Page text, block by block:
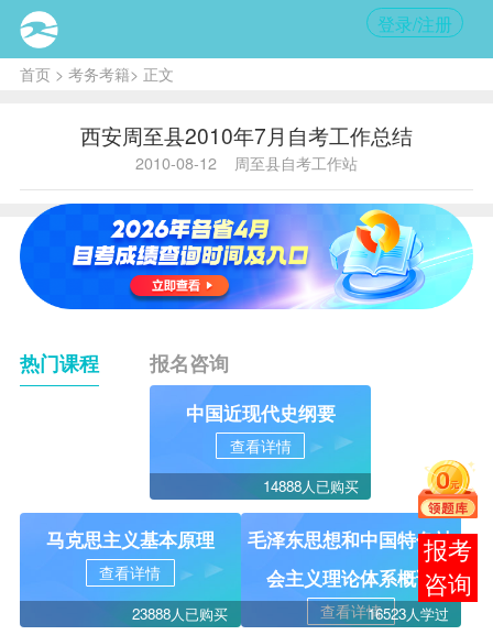
登录/注册
首页> 考务考籍> 正文
西安周至县2010年7月自考工作总结
2010-08-12 周至县自考工作站
热门课程 报名咨询
中国近现代史纲要
查看详情
14888人已购买
马克思主义基本原理
查看详情
23888人已购买
毛泽东思想和中国特色社
会主义理论体系概论
查看详情16523人学过
报考
咨询